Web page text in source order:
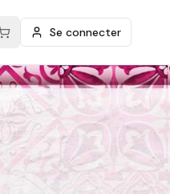
Se connecter